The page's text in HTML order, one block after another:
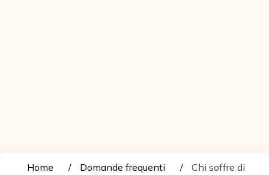
Home Domande frequenti
Chi soffre di